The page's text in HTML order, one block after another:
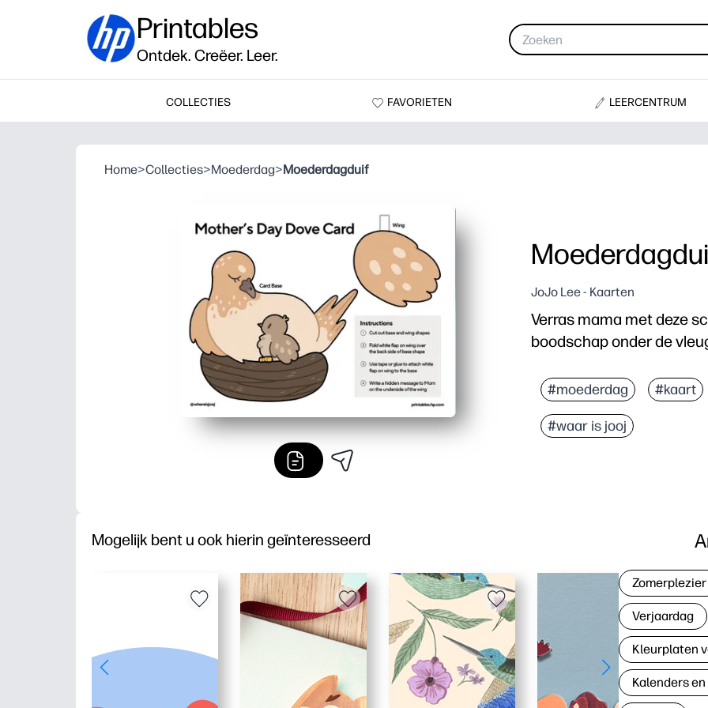
Printables
Ontdek. Creëer. Leer.
COLLECTIES FAVORIETEN LEERCENTRUM
Home>Collecties>Moederdag>Moederdagduif
JoJo Lee - Kaarten
Verras mama met deze
boodschap onder de
Afdrukken, knippen en
Je houdt kinderen
Kinderen ontwikkelen
#moederdag #kaart
#waar is jooj
Mogelijk bent u ook hierin geïnteresseerd
Zomerplezier
Verjaardag
Kleurplaten
Kalenders